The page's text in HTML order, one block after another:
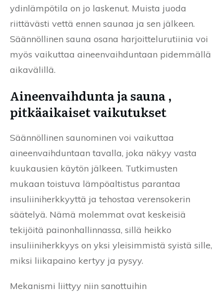
ydinlämpötila on jo laskenut. Muista juoda
riittävästi vettä ennen saunaa ja sen jälkeen.
Säännöllinen sauna osana harjoittelurutiinia voi
myös vaikuttaa aineenvaihduntaan pidemmällä
aikavälillä.
Aineenvaihdunta ja sauna ,
pitkäaikaiset vaikutukset
Säännöllinen saunominen voi vaikuttaa
aineenvaihduntaan tavalla, joka näkyy vasta
kuukausien käytön jälkeen. Tutkimusten
mukaan toistuva lämpöaltistus parantaa
insuliiniherkkyyttä ja tehostaa verensokerin
säätelyä. Nämä molemmat ovat keskeisiä
tekijöitä painonhallinnassa, sillä heikko
insuliiniherkkyys on yksi yleisimmistä syistä sille,
miksi liikapaino kertyy ja pysyy.
Mekanismi liittyy niin sanottuihin